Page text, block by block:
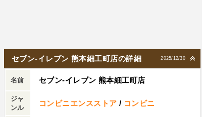
2025/12/30
セブン-イレブン 熊本細工町店の詳細
名前 セブン-イレブン 熊本細工町店
ジャ
ンル
コンビニエンスストア / コンビニ